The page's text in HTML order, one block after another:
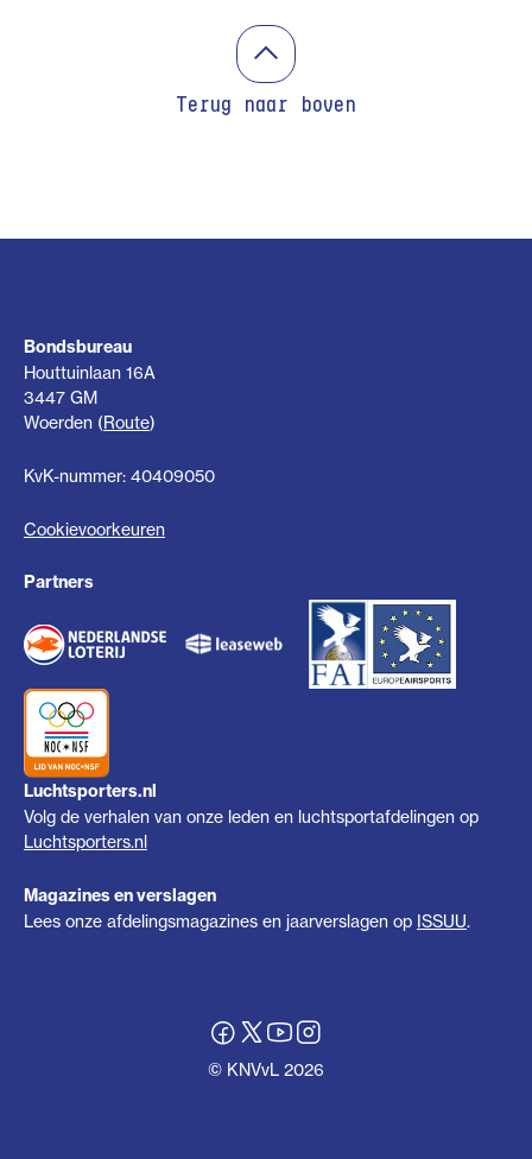
Terug naar boven
Bondsbureau
Houttuinlaan 16A
3447 GM
Woerden (Route)
KvK-nummer: 40409050
Cookievoorkeuren
Partners
Luchtsporters.nl
Volg de verhalen van onze leden en luchtsportafdelingen op
Luchtsporters.nl
Magazines en verslagen
Lees onze afdelingsmagazines en jaarverslagen op ISSUU.
© KNVvL 2026